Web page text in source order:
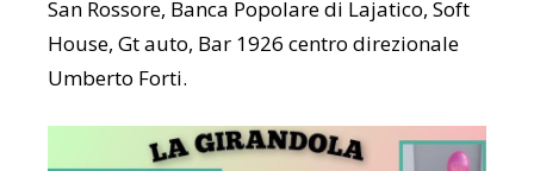
San Rossore, Banca Popolare di Lajatico, Soft
House, Gt auto, Bar 1926 centro direzionale
Umberto Forti.